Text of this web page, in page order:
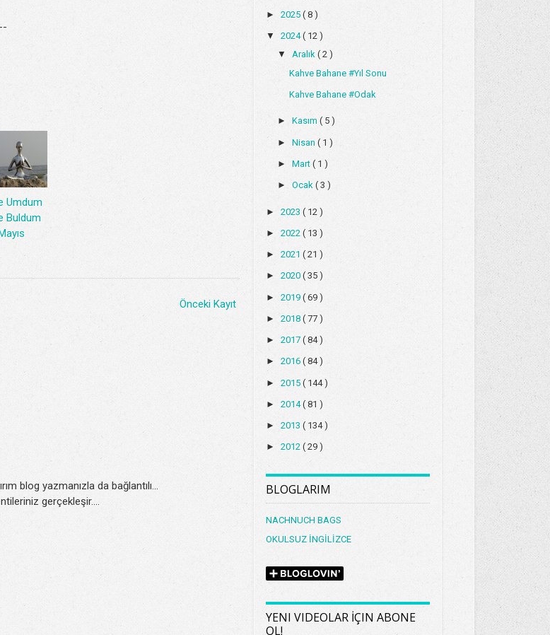
Umdum
Buldum
Önceki Kayıt
blog yazmanızla da bağlantılı...
gerçekleşir....
►2025( 8 )
▼2024( 12 )
▼ Aralık ( 2 )
Kahve Bahane #Yıl Sonu
Kahve Bahane #Odak
► Kasım ( 5 )
► Nisan ( 1 )
► Mart ( 1 )
► Ocak ( 3 )
►2023( 12 )
►2022( 13 )
►2021( 21 )
►2020( 35 )
►2019( 69 )
►2018( 77 )
►2017( 84 )
►2016( 84 )
►2015( 144 )
►2014( 81 )
►2013( 134 )
►2012( 29 )
BLOGLARIM
NACHNUCH BAGS
OKULSUZ İNGİLİZCE
YENI VIDEOLAR İÇIN ABONE
OL!